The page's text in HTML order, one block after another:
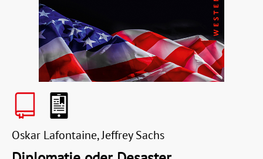
Oskar Lafontaine, Jeffrey Sachs